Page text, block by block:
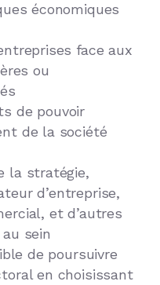
économiques
face aux
ou
de pouvoir
de la société
la stratégie,
d’entreprise,
et d’autres
sein
de poursuivre
en choisissant